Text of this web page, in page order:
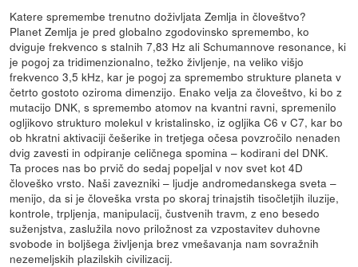
Katere spremembe trenutno doživljata Zemlja in človeštvo?
Planet Zemlja je pred globalno zgodovinsko spremembo, ko
dviguje frekvenco s stalnih 7,83 Hz ali Schumannove resonance, ki
je pogoj za tridimenzionalno, težko življenje, na veliko višjo
frekvenco 3,5 kHz, kar je pogoj za spremembo strukture planeta v
četrto gostoto oziroma dimenzijo. Enako velja za človeštvo, ki bo z
mutacijo DNK, s spremembo atomov na kvantni ravni, spremenilo
ogljikovo strukturo molekul v kristalinsko, iz ogljika C6 v C7, kar bo
ob hkratni aktivaciji češerike in tretjega očesa povzročilo nenaden
dvig zavesti in odpiranje celičnega spomina – kodirani del DNK.
Ta proces nas bo prvič do sedaj popeljal v nov svet kot 4D
človeško vrsto. Naši zavezniki – ljudje andromedanskega sveta –
menijo, da si je človeška vrsta po skoraj trinajstih tisočletjih iluzije,
kontrole, trpljenja, manipulacij, čustvenih travm, z eno besedo
suženjstva, zaslužila novo priložnost za vzpostavitev duhovne
svobode in boljšega življenja brez vmešavanja nam sovražnih
nezemeljskih plazilskih civilizacij.